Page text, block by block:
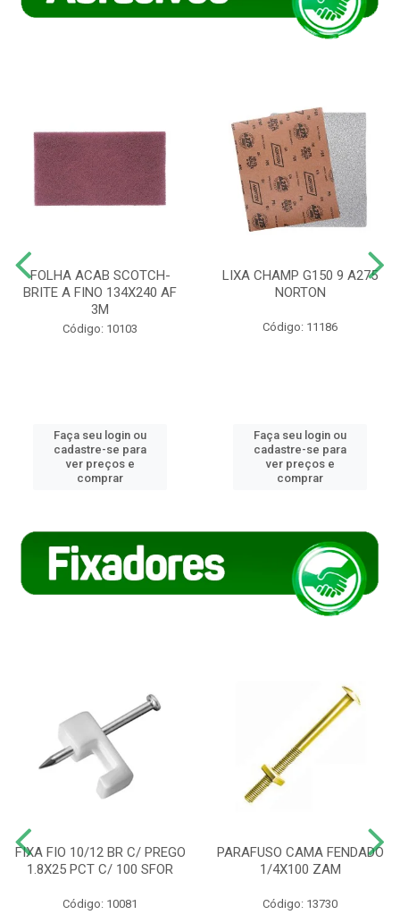
FOLHA ACAB SCOTCH-
BRITE A FINO 134X240 AF
3M
Código: 10103
Faça seu login ou
cadastre-se para
ver preços e
comprar
LIXA CHAMP G150 9 A275
NORTON
Código: 11186
Faça seu login ou
cadastre-se para
ver preços e
comprar
FIXA FIO 10/12 BR C/ PREGO
1.8X25 PCT C/ 100 SFOR
Código: 10081
PARAFUSO CAMA FENDADO
1/4X100 ZAM
Código: 13730